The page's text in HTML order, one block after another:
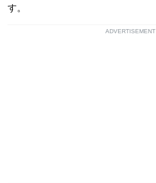
す。
ADVERTISEMENT